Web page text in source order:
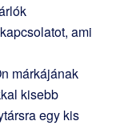
ami
márkájának
kisebb
egy kis